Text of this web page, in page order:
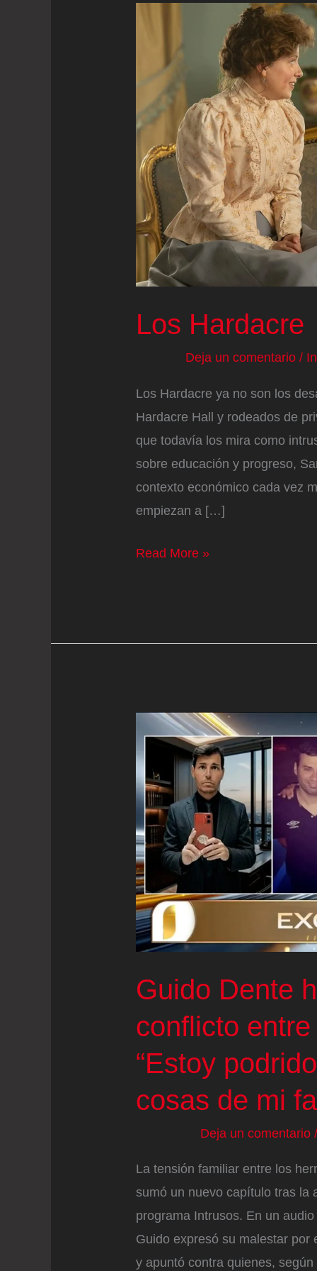
Los Hardacre
Deja un comentario /
Los Hardacre ya no son los
Hardacre Hall y rodeados de
que todavía los mira como
sobre educación y progreso,
contexto económico cada vez
empiezan a […]
Los
Read More »
Guido Dente
conflicto
“Estoy
cosas de mi
Deja un comentario /
La tensión familiar entre los
sumó un nuevo capítulo tras la
programa Intrusos. En un
Guido expresó su malestar por
y apuntó contra quienes,